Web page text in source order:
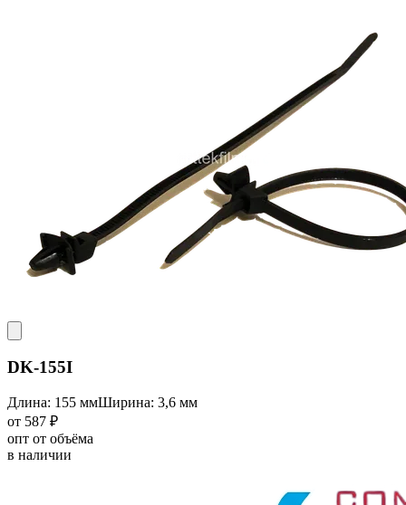
DK-155I
Длина: 155 ммШирина: 3,6 мм
от 587 ₽
опт от объёма
в наличии